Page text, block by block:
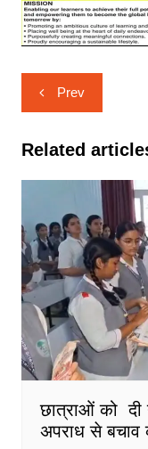
Post
navigation
Prev
Related
छात्राओं को दी
अपराध से बचाव